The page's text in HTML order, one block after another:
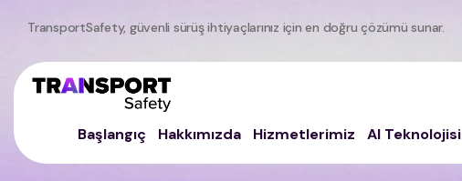
TransportSafety, güvenli sürüş ihtiyaçlarınız için en doğru çözümü sunar.
Başlangıç Hakkımızda Hizmetlerimiz AI Teknolojisi